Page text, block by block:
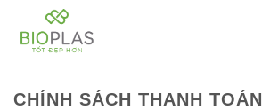
qua
CHÍNH SÁCH THANH TOÁN